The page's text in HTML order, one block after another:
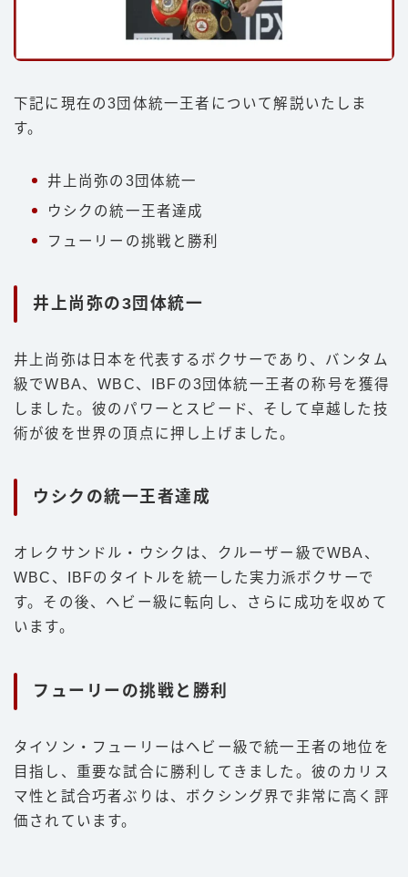
下記に現在の3団体統一王者について解説いたしま
す。
井上尚弥の3団体統一
ウシクの統一王者達成
フューリーの挑戦と勝利
井上尚弥の3団体統一
井上尚弥は日本を代表するボクサーであり、バンタム
級でWBA、WBC、IBFの3団体統一王者の称号を獲得
しました。彼のパワーとスピード、そして卓越した技
術が彼を世界の頂点に押し上げました。
ウシクの統一王者達成
オレクサンドル・ウシクは、クルーザー級でWBA、
WBC、IBFのタイトルを統一した実力派ボクサーで
す。その後、ヘビー級に転向し、さらに成功を収めて
います。
フューリーの挑戦と勝利
タイソン・フューリーはヘビー級で統一王者の地位を
目指し、重要な試合に勝利してきました。彼のカリス
マ性と試合巧者ぶりは、ボクシング界で非常に高く評
価されています。